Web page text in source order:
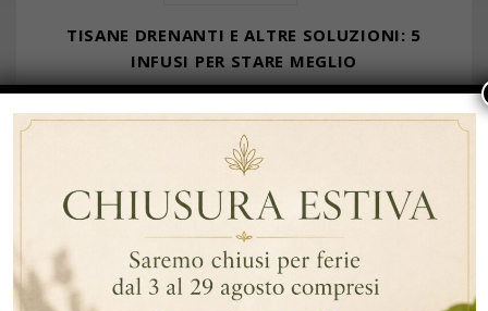
TISANE DRENANTI E ALTRE SOLUZIONI: 5
INFUSI PER STARE MEGLIO
By Data
Tisana Alla Rosa Canina E Karkadè
Tisane Sgonfianti ,Tisana Al Finocchio ,Tisana Alla Malva
Tisane Drenanti ,Tisane Per Stare Meglio, Tisana Per La
Ritenzione Idrica,Tisana Alla Malva,Tisana Al Finocchio
Tisana Alla Rosa Canina